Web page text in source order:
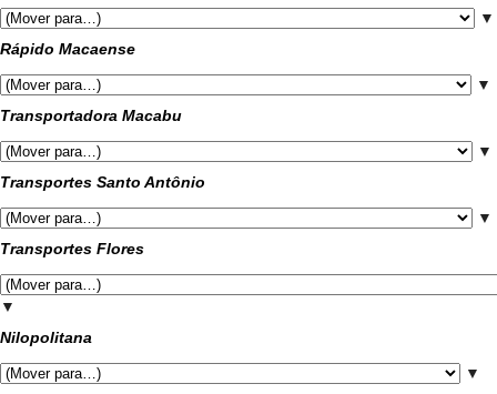
▼
Rápido Macaense
▼
Transportadora Macabu
▼
Transportes Santo Antônio
▼
Transportes Flores
▼
Nilopolitana
▼